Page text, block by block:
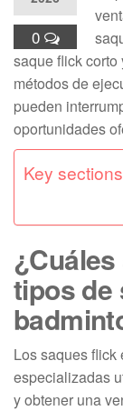
0
saque flick
métodos de
pueden
oportunidades
Key
tipos de
Los saques flick
especializadas
y obtener una